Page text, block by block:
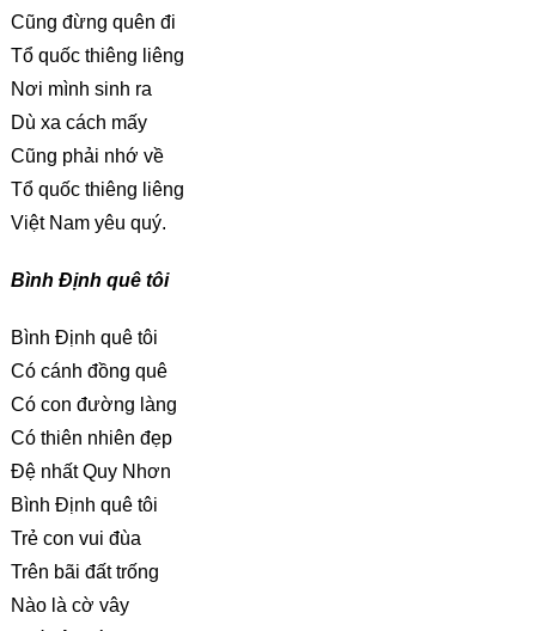
Cũng đừng quên đi
Tổ quốc thiêng liêng
Nơi mình sinh ra
Dù xa cách mấy
Cũng phải nhớ về
Tổ quốc thiêng liêng
Việt Nam yêu quý.
Bình Định quê tôi
Bình Định quê tôi
Có cánh đồng quê
Có con đường làng
Có thiên nhiên đẹp
Đệ nhất Quy Nhơn
Bình Định quê tôi
Trẻ con vui đùa
Trên bãi đất trống
Nào là cờ vây